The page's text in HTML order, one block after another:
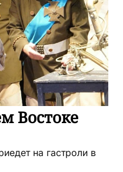
Востоке
на гастроли в